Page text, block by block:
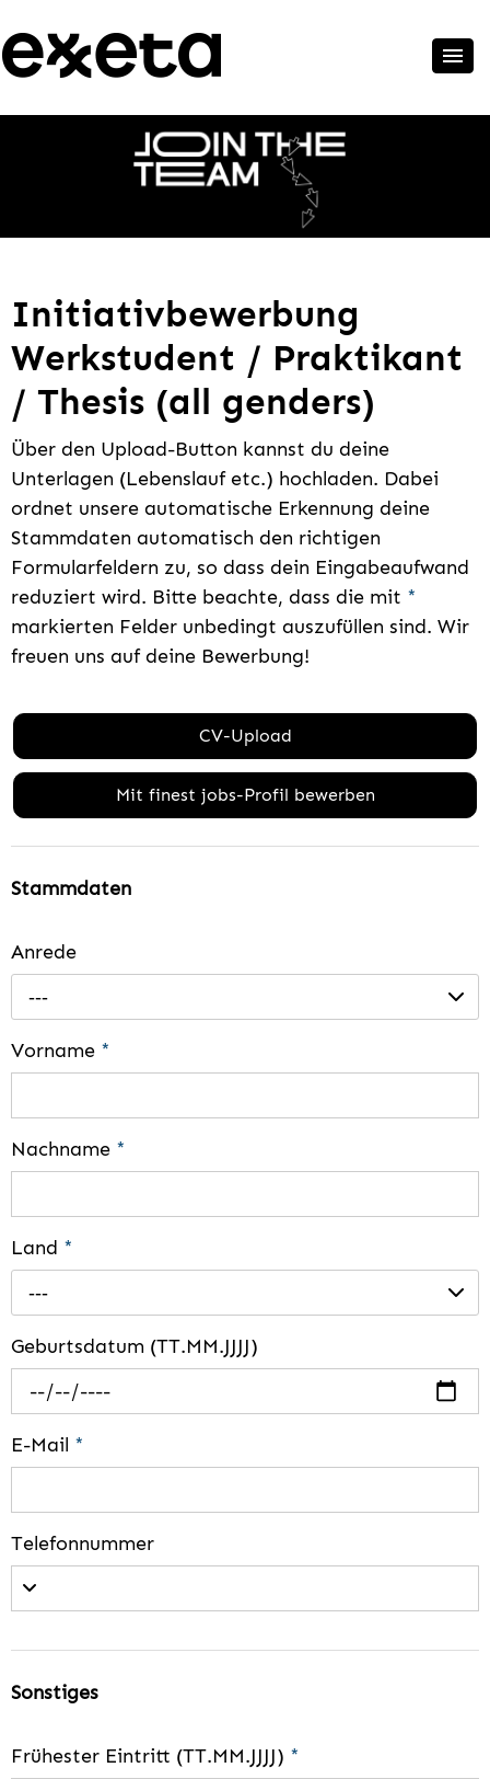
Initiativbewerbung
Werkstudent / Praktikant
/ Thesis (all genders)
Über den Upload-Button kannst du deine
Unterlagen (Lebenslauf etc.) hochladen. Dabei
ordnet unsere automatische Erkennung deine
Stammdaten automatisch den richtigen
Formularfeldern zu, so dass dein Eingabeaufwand
reduziert wird. Bitte beachte, dass die mit *
markierten Felder unbedingt auszufüllen sind. Wir
freuen uns auf deine Bewerbung!
CV-Upload
Mit finest jobs-Profil bewerben
Stammdaten
Anrede
---
Vorname *
Nachname *
Land *
---
Geburtsdatum (TT.MM.JJJJ)
E-Mail *
Telefonnummer
Sonstiges
Frühester Eintritt (TT.MM.JJJJ) *